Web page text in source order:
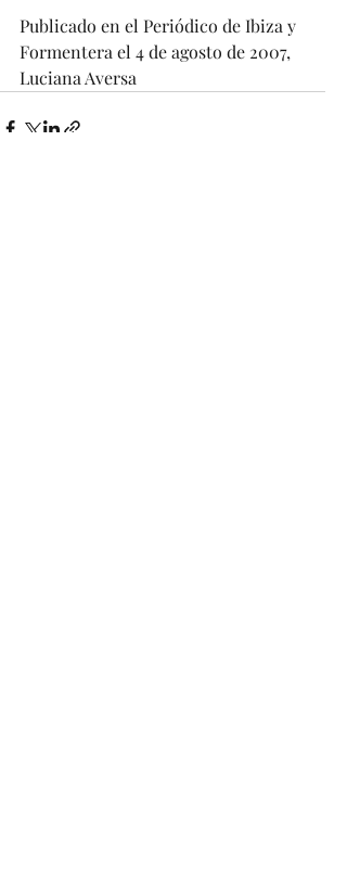
Publicado en el Periódico de Ibiza y
Formentera el 4 de agosto de 2007,
Luciana Aversa